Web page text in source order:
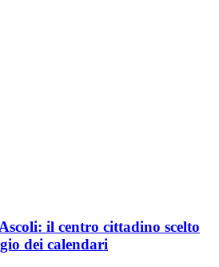
il centro cittadino scelto
dei calendari